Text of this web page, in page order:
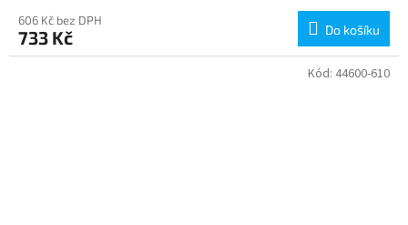
606 Kč bez DPH
733 Kč Do košíku
Kód: 44600-610